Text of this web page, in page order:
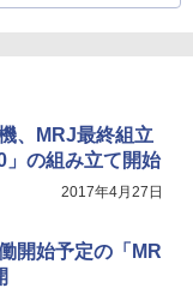
、MRJ最終組立
の組み立て開始
2017年4月27日
開始予定の「MR